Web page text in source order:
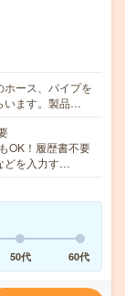
ホース、パイプを
います。製品…
OK！履歴書不要
どを入力す…
50代 60代